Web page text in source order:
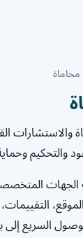
والتحكيم
السريع إلى